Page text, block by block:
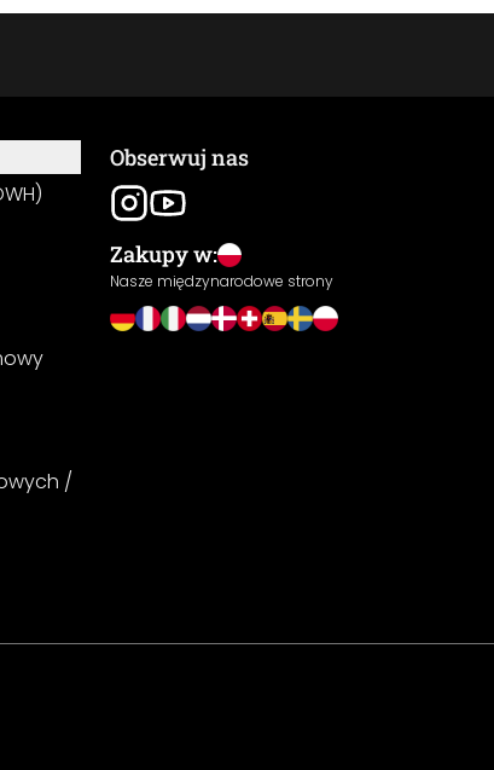
/
Obserwuj nas
Zakupy w:
Nasze międzynarodowe strony